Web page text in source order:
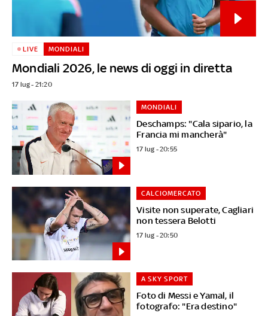
Mondiali 2026, le news di oggi in diretta
LIVE MONDIALI
17 lug - 21:20
Deschamps: "Cala sipario, la
Francia mi mancherà"
MONDIALI
17 lug - 20:55
Visite non superate, Cagliari
non tessera Belotti
CALCIOMERCATO
17 lug - 20:50
Foto di Messi e Yamal, il
fotografo: "Era destino"
A SKY SPORT